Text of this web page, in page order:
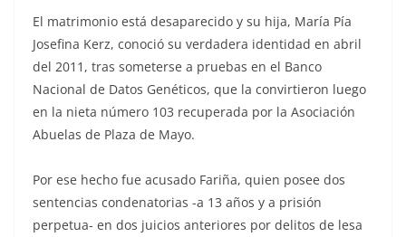
El matrimonio está desaparecido y su hija, María Pía
Josefina Kerz, conoció su verdadera identidad en abril
del 2011, tras someterse a pruebas en el Banco
Nacional de Datos Genéticos, que la convirtieron luego
en la nieta número 103 recuperada por la Asociación
Abuelas de Plaza de Mayo.
Por ese hecho fue acusado Fariña, quien posee dos
sentencias condenatorias -a 13 años y a prisión
perpetua- en dos juicios anteriores por delitos de lesa